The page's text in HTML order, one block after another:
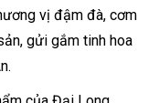
vị đậm đà, cơm
gửi gắm tinh hoa